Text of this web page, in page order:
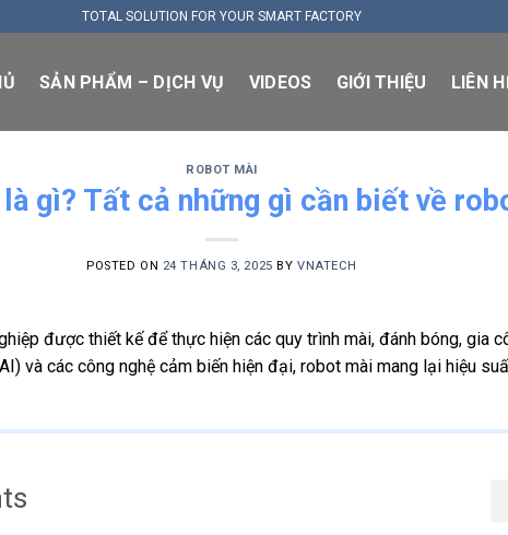
TOTAL SOLUTION FOR YOUR SMART FACTORY
SẢN PHẨM – DỊCH VỤ VIDEOS GIỚI THIỆU LIÊN
ROBOT MÀI
gì? Tất cả những gì cần biết về
POSTED ON 24 THÁNG 3, 2025 BY VNATECH
được thiết kế để thực hiện các quy trình mài, đánh bóng, gia
và các công nghệ cảm biến hiện đại, robot mài mang lại hiệu